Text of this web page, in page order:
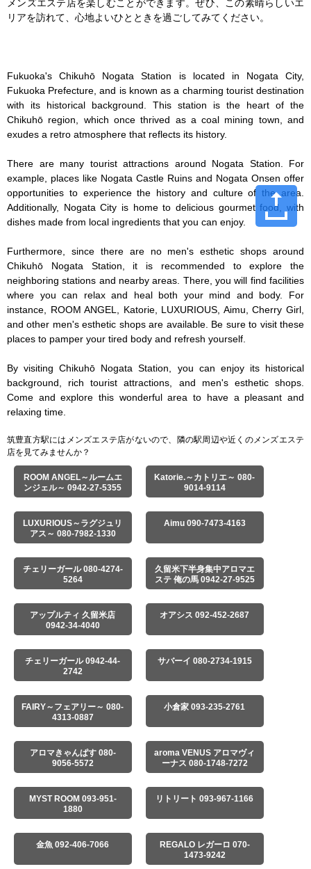
メンズエステ店を楽しむことができます。ぜひ、この素晴らしいエ
リアを訪れて、心地よいひとときを過ごしてみてください。
Fukuoka's Chikuhō Nogata Station is located in Nogata City,
Fukuoka Prefecture, and is known as a charming tourist destination
with its historical background. This station is the heart of the
Chikuhō region, which once thrived as a coal mining town, and
exudes a retro atmosphere that reflects its history.
There are many tourist attractions around Nogata Station. For
example, places like Nogata Castle Ruins and Nogata Onsen offer
opportunities to experience the history and culture of the area.
Additionally, Nogata City is home to delicious gourmet food, with
dishes made from local ingredients that you can enjoy.
Furthermore, since there are no men's esthetic shops around
Chikuhō Nogata Station, it is recommended to explore the
neighboring stations and nearby areas. There, you will find facilities
where you can relax and heal both your mind and body. For
instance, ROOM ANGEL, Katorie, LUXURIOUS, Aimu, Cherry Girl,
and other men's esthetic shops are available. Be sure to visit these
places to pamper your tired body and refresh yourself.
By visiting Chikuhō Nogata Station, you can enjoy its historical
background, rich tourist attractions, and men's esthetic shops.
Come and explore this wonderful area to have a pleasant and
relaxing time.
筑豊直方駅にはメンズエステ店がないので、隣の駅周辺や近くのメンズエステ
店を見てみませんか？
ROOM ANGEL～ルームエ
ンジェル～ 0942-27-5355
Katorie.～カトリエ～ 080-
9014-9114
LUXURIOUS～ラグジュリ
アス～ 080-7982-1330
Aimu 090-7473-4163
チェリーガール 080-4274-
5264
久留米下半身集中アロマエ
ステ 俺の馬 0942-27-9525
アップルティ 久留米店
0942-34-4040
オアシス 092-452-2687
チェリーガール 0942-44-
2742
サバーイ 080-2734-1915
FAIRY～フェアリー～ 080-
4313-0887
小倉家 093-235-2761
アロマきゃんぱす 080-
9056-5572
aroma VENUS アロマヴィ
ーナス 080-1748-7272
MYST ROOM 093-951-
1880
リトリート 093-967-1166
金魚 092-406-7066
REGALO レガーロ 070-
1473-9242